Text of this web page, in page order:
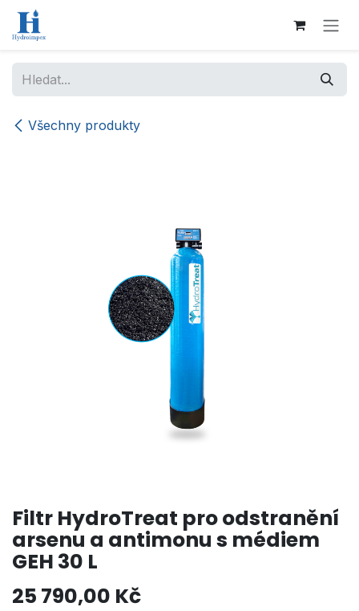
Přejít na obsah
Všechny produkty
Filtr HydroTreat pro odstranění
arsenu a antimonu s médiem
GEH 30 L
25 790,00 Kč